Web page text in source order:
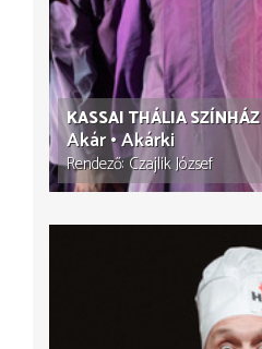
KASSAI THÁLIA SZÍNHÁZ
Akár • Akárki
Rendező Czajlik József